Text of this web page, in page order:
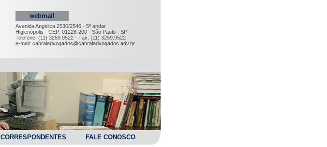
webmail
Avenida Angélica 2530/2546 - 5º andar
Higienópolis - CEP: 01228-200 - São Paulo - SP
Telefone: (11) 3259.9522 - Fax: (11) 3259.9522
e-mail: cabraladvogados@cabraladvogados.adv.br
CORRESPONDENTES FALE CONOSCO